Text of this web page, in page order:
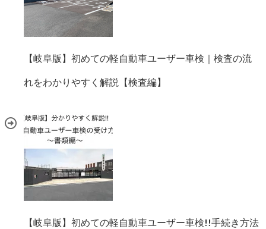
【岐阜版】初めての軽自動車ユーザー車検｜検査の流
れをわかりやすく解説【検査編】
【岐阜版】初めての軽自動車ユーザー車検!!手続き方法